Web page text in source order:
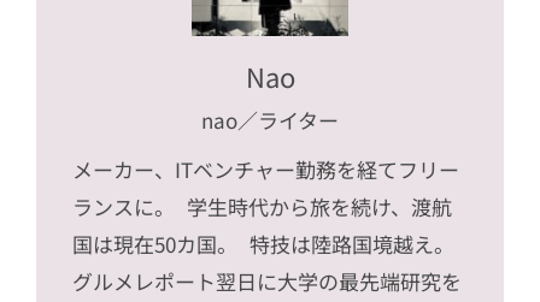
Nao
nao／ライター
メーカー、ITベンチャー勤務を経てフリー
ランスに。 学生時代から旅を続け、渡航
国は現在50カ国。 特技は陸路国境越え。
グルメレポート翌日に大学の最先端研究を